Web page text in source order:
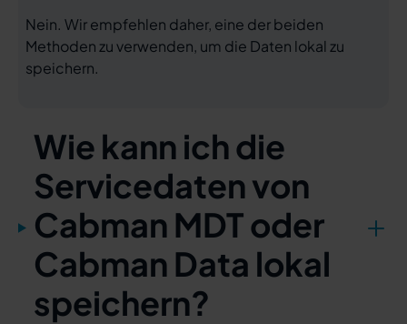
Nein. Wir empfehlen daher, eine der beiden
Methoden zu verwenden, um die Daten lokal zu
speichern.
Wie kann ich die
Servicedaten von
Cabman MDT oder
Cabman Data lokal
speichern?